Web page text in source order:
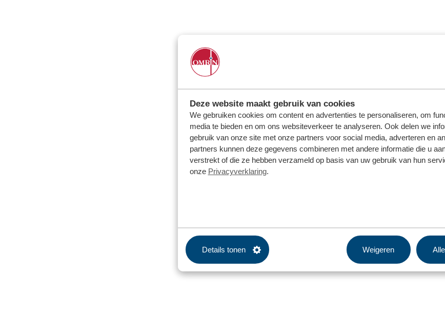
Deze website maakt gebruik van cookies
We gebruiken cookies om content en advertenties te personaliseren, om
media te bieden en om ons websiteverkeer te analyseren. Ook delen we
gebruik van onze site met onze partners voor social media, adverteren en
partners kunnen deze gegevens combineren met andere informatie die u
verstrekt of die ze hebben verzameld op basis van uw gebruik van hun
onze Privacyverklaring.
Details tonen Weigeren